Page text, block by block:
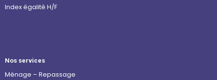
Index égalité H/F
Nos services
Ménage – Repassage